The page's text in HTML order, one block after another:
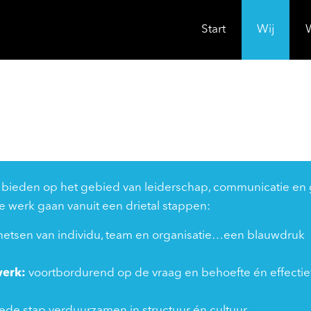
Start Wij
op het gebied van leiderschap, communicatie
werk gaan vanuit een drietal stappen:
van individu, team en organisatie…een blauwdruk
voortbordurend op de vraag en behoefte én